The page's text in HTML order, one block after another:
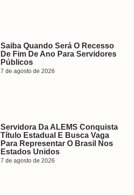
Saiba Quando Será O Recesso
De Fim De Ano Para Servidores
Públicos
7 de agosto de 2026
Servidora Da ALEMS Conquista
Título Estadual E Busca Vaga
Para Representar O Brasil Nos
Estados Unidos
7 de agosto de 2026